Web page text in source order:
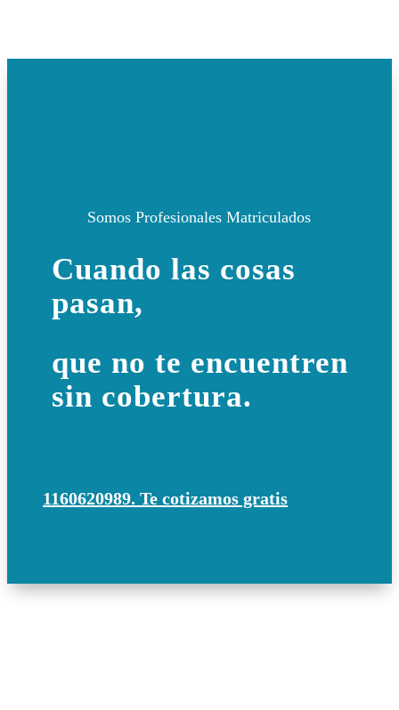
Somos Profesionales Matriculados
Cuando las cosas
pasan,
que no te encuentren
sin cobertura.
1160620989. Te cotizamos gratis